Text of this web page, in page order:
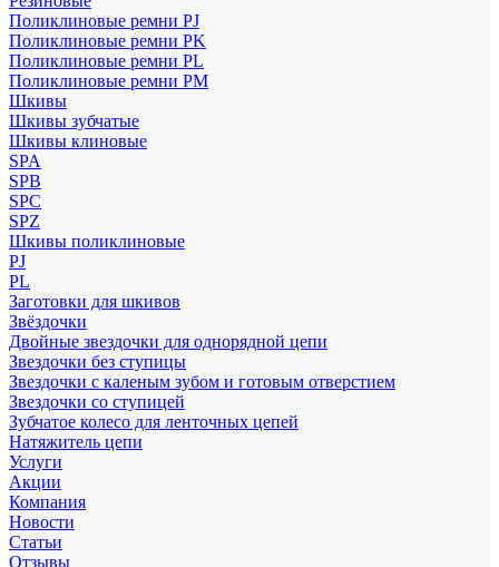
Поликлиновые ремни PJ
Поликлиновые ремни PK
Поликлиновые ремни PL
Поликлиновые ремни PM
Шкивы
Шкивы зубчатые
Шкивы клиновые
SPA
SPB
SPC
SPZ
Шкивы поликлиновые
PJ
PL
Заготовки для шкивов
Звёздочки
Двойные звездочки для однорядной цепи
Звездочки без ступицы
Звездочки с каленым зубом и готовым отверстием
Звездочки со ступицей
Зубчатое колесо для ленточных цепей
Натяжитель цепи
Услуги
Акции
Компания
Новости
Статьи
Отзывы